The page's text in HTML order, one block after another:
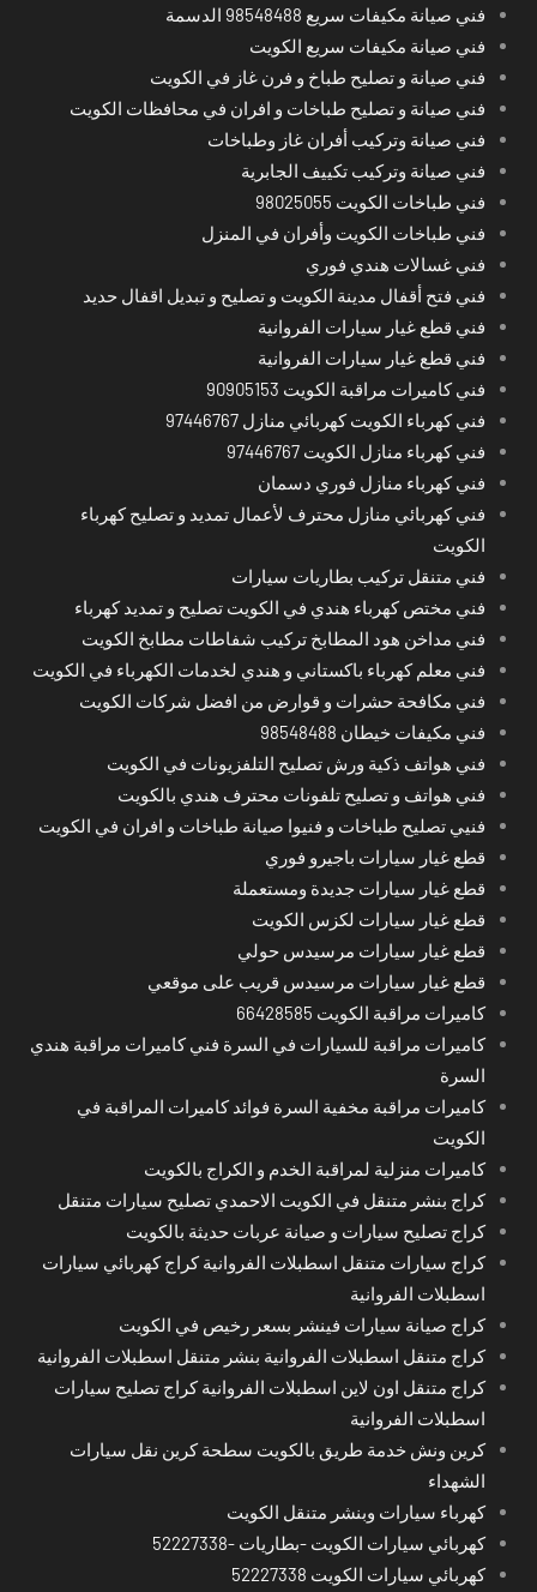
فني صيانة مكيفات سريع 98548488 الدسمة
فني صيانة مكيفات سريع الكويت
فني صيانة و تصليح طباخ و فرن غاز في الكويت
فني صيانة و تصليح طباخات و افران في محافظات الكويت
فني صيانة وتركيب أفران غاز وطباخات
فني صيانة وتركيب تكييف الجابرية
فني طباخات الكويت 98025055
فني طباخات الكويت وأفران في المنزل
فني غسالات هندي فوري
فني فتح أقفال مدينة الكويت و تصليح و تبديل اقفال حديد
فني قطع غيار سيارات الفروانية
فني قطع غيار سيارات الفروانية
فني كاميرات مراقبة الكويت 90905153
فني كهرباء الكويت كهربائي منازل 97446767
فني كهرباء منازل الكويت 97446767
فني كهرباء منازل فوري دسمان
فني كهربائي منازل محترف لأعمال تمديد و تصليح كهرباء
الكويت
فني متنقل تركيب بطاريات سيارات
فني مختص كهرباء هندي في الكويت تصليح و تمديد كهرباء
فني مداخن هود المطابخ تركيب شفاطات مطابخ الكويت
فني معلم كهرباء باكستاني و هندي لخدمات الكهرباء في الكويت
فني مكافحة حشرات و قوارض من افضل شركات الكويت
فني مكيفات خيطان 98548488
فني هواتف ذكية ورش تصليح التلفزيونات في الكويت
فني هواتف و تصليح تلفونات محترف هندي بالكويت
فنيي تصليح طباخات و فنيوا صيانة طباخات و افران في الكويت
قطع غيار سيارات باجيرو فوري
قطع غيار سيارات جديدة ومستعملة
قطع غيار سيارات لكزس الكويت
قطع غيار سيارات مرسيدس حولي
قطع غيار سيارات مرسيدس قريب على موقعي
كاميرات مراقبة الكويت 66428585
كاميرات مراقبة للسيارات في السرة فني كاميرات مراقبة هندي
السرة
كاميرات مراقبة مخفية السرة فوائد كاميرات المراقبة في
الكويت
كاميرات منزلية لمراقبة الخدم و الكراج بالكويت
كراج بنشر متنقل في الكويت الاحمدي تصليح سيارات متنقل
كراج تصليح سيارات و صيانة عربات حديثة بالكويت
كراج سيارات متنقل اسطبلات الفروانية كراج كهربائي سيارات
اسطبلات الفروانية
كراج صيانة سيارات فينشر بسعر رخيص في الكويت
كراج متنقل اسطبلات الفروانية بنشر متنقل اسطبلات الفروانية
كراج متنقل اون لاين اسطبلات الفروانية كراج تصليح سيارات
اسطبلات الفروانية
كرين ونش خدمة طريق بالكويت سطحة كرين نقل سيارات
الشهداء
كهرباء سيارات وبنشر متنقل الكويت
كهربائي سيارات الكويت -بطاريات -52227338
كهربائي سيارات الكويت 52227338